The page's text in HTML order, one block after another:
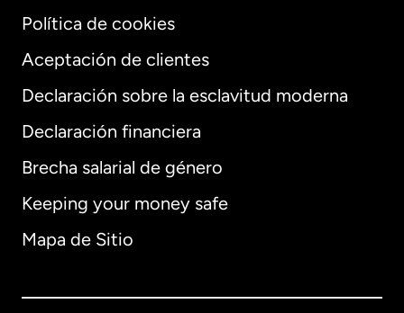
Política de cookies
Aceptación de clientes
Declaración sobre la esclavitud moderna
Declaración financiera
Brecha salarial de género
Keeping your money safe
Mapa de Sitio
Internacional English
Alemania